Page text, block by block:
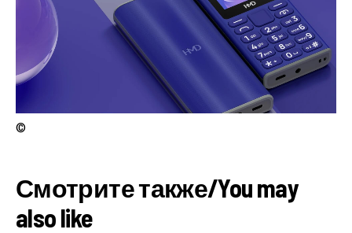
©
Смотрите также/You may
also like